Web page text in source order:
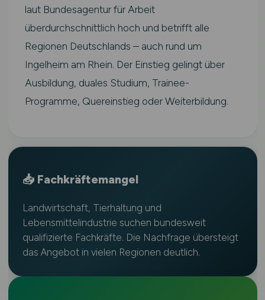
laut Bundesagentur für Arbeit
überdurchschnittlich hoch und betrifft alle
Regionen Deutschlands – auch rund um
Ingelheim am Rhein. Der Einstieg gelingt über
Ausbildung, duales Studium, Trainee-
Programme, Quereinstieg oder Weiterbildung.
📥 Fachkräftemangel
Landwirtschaft, Tierhaltung und
Lebensmittelindustrie suchen bundesweit
qualifizierte Fachkräfte. Die Nachfrage übersteigt
das Angebot in vielen Regionen deutlich.